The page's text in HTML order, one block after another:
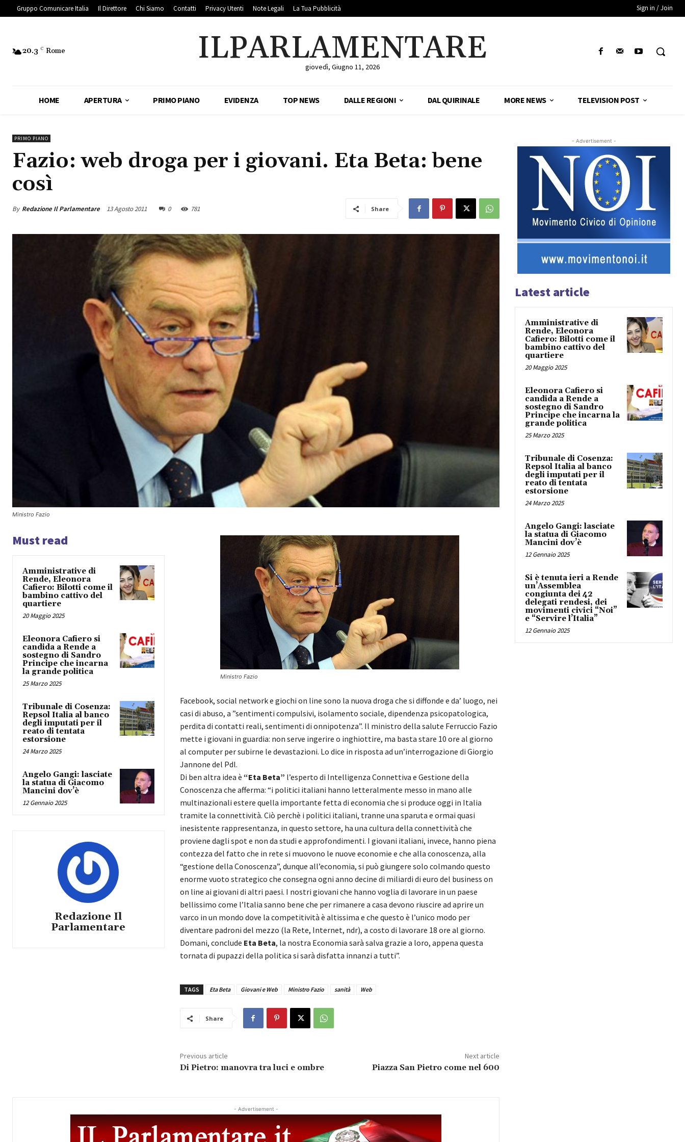
Gruppo Comunicare Italia Il Direttore Chi Siamo Contatti Privacy Utenti Note Legali La Tua Pubblicità Sign in / Join
20.3 C Rome ILPARLAMENTARE
giovedì, Giugno 11, 2026
HOME APERTURA PRIMO PIANO EVIDENZA TOP NEWS DALLE REGIONI DAL QUIRINALE MORE NEWS TELEVISION POST
PRIMO PIANO
Fazio: web droga per i giovani. Eta Beta: bene
così
By Redazione Il Parlamentare 13 Agosto 2011 0 781 Share
Ministro Fazio
Must read
Amministrative di
Rende, Eleonora
Cafiero: Bilotti come il
bambino cattivo del
quartiere
20 Maggio 2025
Eleonora Cafiero si
candida a Rende a
sostegno di Sandro
Principe che incarna
la grande politica
25 Marzo 2025
Tribunale di Cosenza:
Repsol Italia al banco
degli imputati per il
reato di tentata
estorsione
24 Marzo 2025
Angelo Gangi: lasciate
la statua di Giacomo
Mancini dov’è
12 Gennaio 2025
Redazione Il
Parlamentare
Ministro Fazio
Facebook, social network e giochi on line sono la nuova droga che si diffonde e da’ luogo, nei
casi di abuso, a ”sentimenti compulsivi, isolamento sociale, dipendenza psicopatologica,
perdita di contatti reali, sentimenti di onnipotenza”. Il ministro della salute Ferruccio Fazio
mette i giovani in guardia: non serve ingerire o inghiottire, ma basta stare 10 ore al giorno
al computer per subirne le devastazioni. Lo dice in risposta ad un’interrogazione di Giorgio
Jannone del Pdl.
Di ben altra idea è “Eta Beta” l’esperto di Intelligenza Connettiva e Gestione della
Conoscenza che afferma: “i politici italiani hanno letteralmente messo in mano alle
multinazionali estere quella importante fetta di economia che si produce oggi in Italia
tramite la connettività. Ciò perchè i politici italiani, tranne una sparuta e ormai quasi
inesistente rappresentanza, in questo settore, ha una cultura della connettività che
proviene dagli spot e non da studi e approfondimenti. I giovani italiani, invece, hanno piena
contezza del fatto che in rete si muovono le nuove economie e che alla conoscenza, alla
“gestione della Conoscenza”, dunque all’economia, si può giungere solo colmando questo
enorme vuoto strategico che consegna ogni anno decine di miliardi di euro del business on
on line ai giovani di altri paesi. I nostri giovani che hanno voglia di lavorare in un paese
bellissimo come l’Italia sanno bene che per rimanere a casa devono riuscire ad aprire un
varco in un mondo dove la competitività è altissima e che questo è l’unico modo per
diventare padroni del mezzo (la Rete, Internet, ndr), a costo di lavorare 18 ore al giorno.
Domani, conclude Eta Beta, la nostra Economia sarà salva grazie a loro, appena questa
tornata di pupazzi della politica si sarà disfatta innanzi a tutti”.
TAGS Eta Beta Giovani e Web Ministro Fazio sanità Web
Share
Previous article
Di Pietro: manovra tra luci e ombre
Next article
Piazza San Pietro come nel 600
- Advertisement -
- Advertisement -
Latest article
Amministrative di
Rende, Eleonora
Cafiero: Bilotti come il
bambino cattivo del
quartiere
20 Maggio 2025
Eleonora Cafiero si
candida a Rende a
sostegno di Sandro
Principe che incarna la
grande politica
25 Marzo 2025
Tribunale di Cosenza:
Repsol Italia al banco
degli imputati per il
reato di tentata
estorsione
24 Marzo 2025
Angelo Gangi: lasciate
la statua di Giacomo
Mancini dov’è
12 Gennaio 2025
Si è tenuta ieri a Rende
un’Assemblea
congiunta dei 42
delegati rendesi, dei
movimenti civici “Noi”
e “Servire l’Italia”
12 Gennaio 2025